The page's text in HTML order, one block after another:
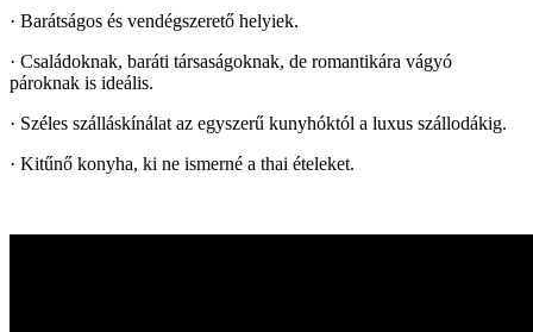
· Barátságos és vendégszerető helyiek.
· Családoknak, baráti társaságoknak, de romantikára vágyó
pároknak is ideális.
· Széles szálláskínálat az egyszerű kunyhóktól a luxus szállodákig.
· Kitűnő konyha, ki ne ismerné a thai ételeket.